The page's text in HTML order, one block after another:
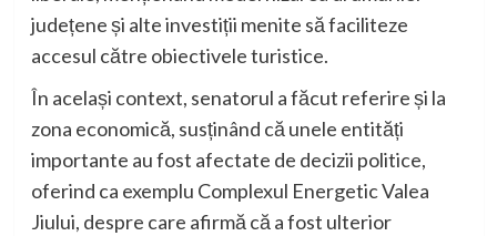
județene și alte investiții menite să faciliteze
accesul către obiectivele turistice.
În același context, senatorul a făcut referire și la
zona economică, susținând că unele entități
importante au fost afectate de decizii politice,
oferind ca exemplu Complexul Energetic Valea
Jiului, despre care afirmă că a fost ulterior